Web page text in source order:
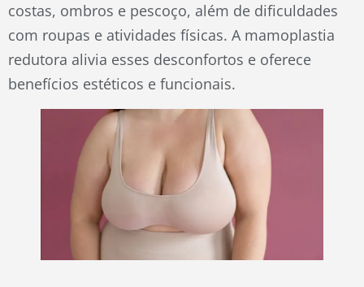
costas, ombros e pescoço, além de dificuldades
com roupas e atividades físicas. A mamoplastia
redutora alivia esses desconfortos e oferece
benefícios estéticos e funcionais.